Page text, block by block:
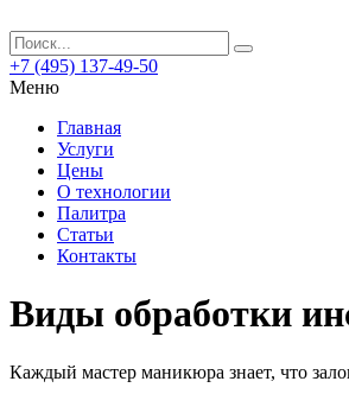
+7 (495) 137-49-50
Меню
Главная
Услуги
Цены
О технологии
Палитра
Статьи
Контакты
Виды обработки
Каждый мастер маникюра знает, что